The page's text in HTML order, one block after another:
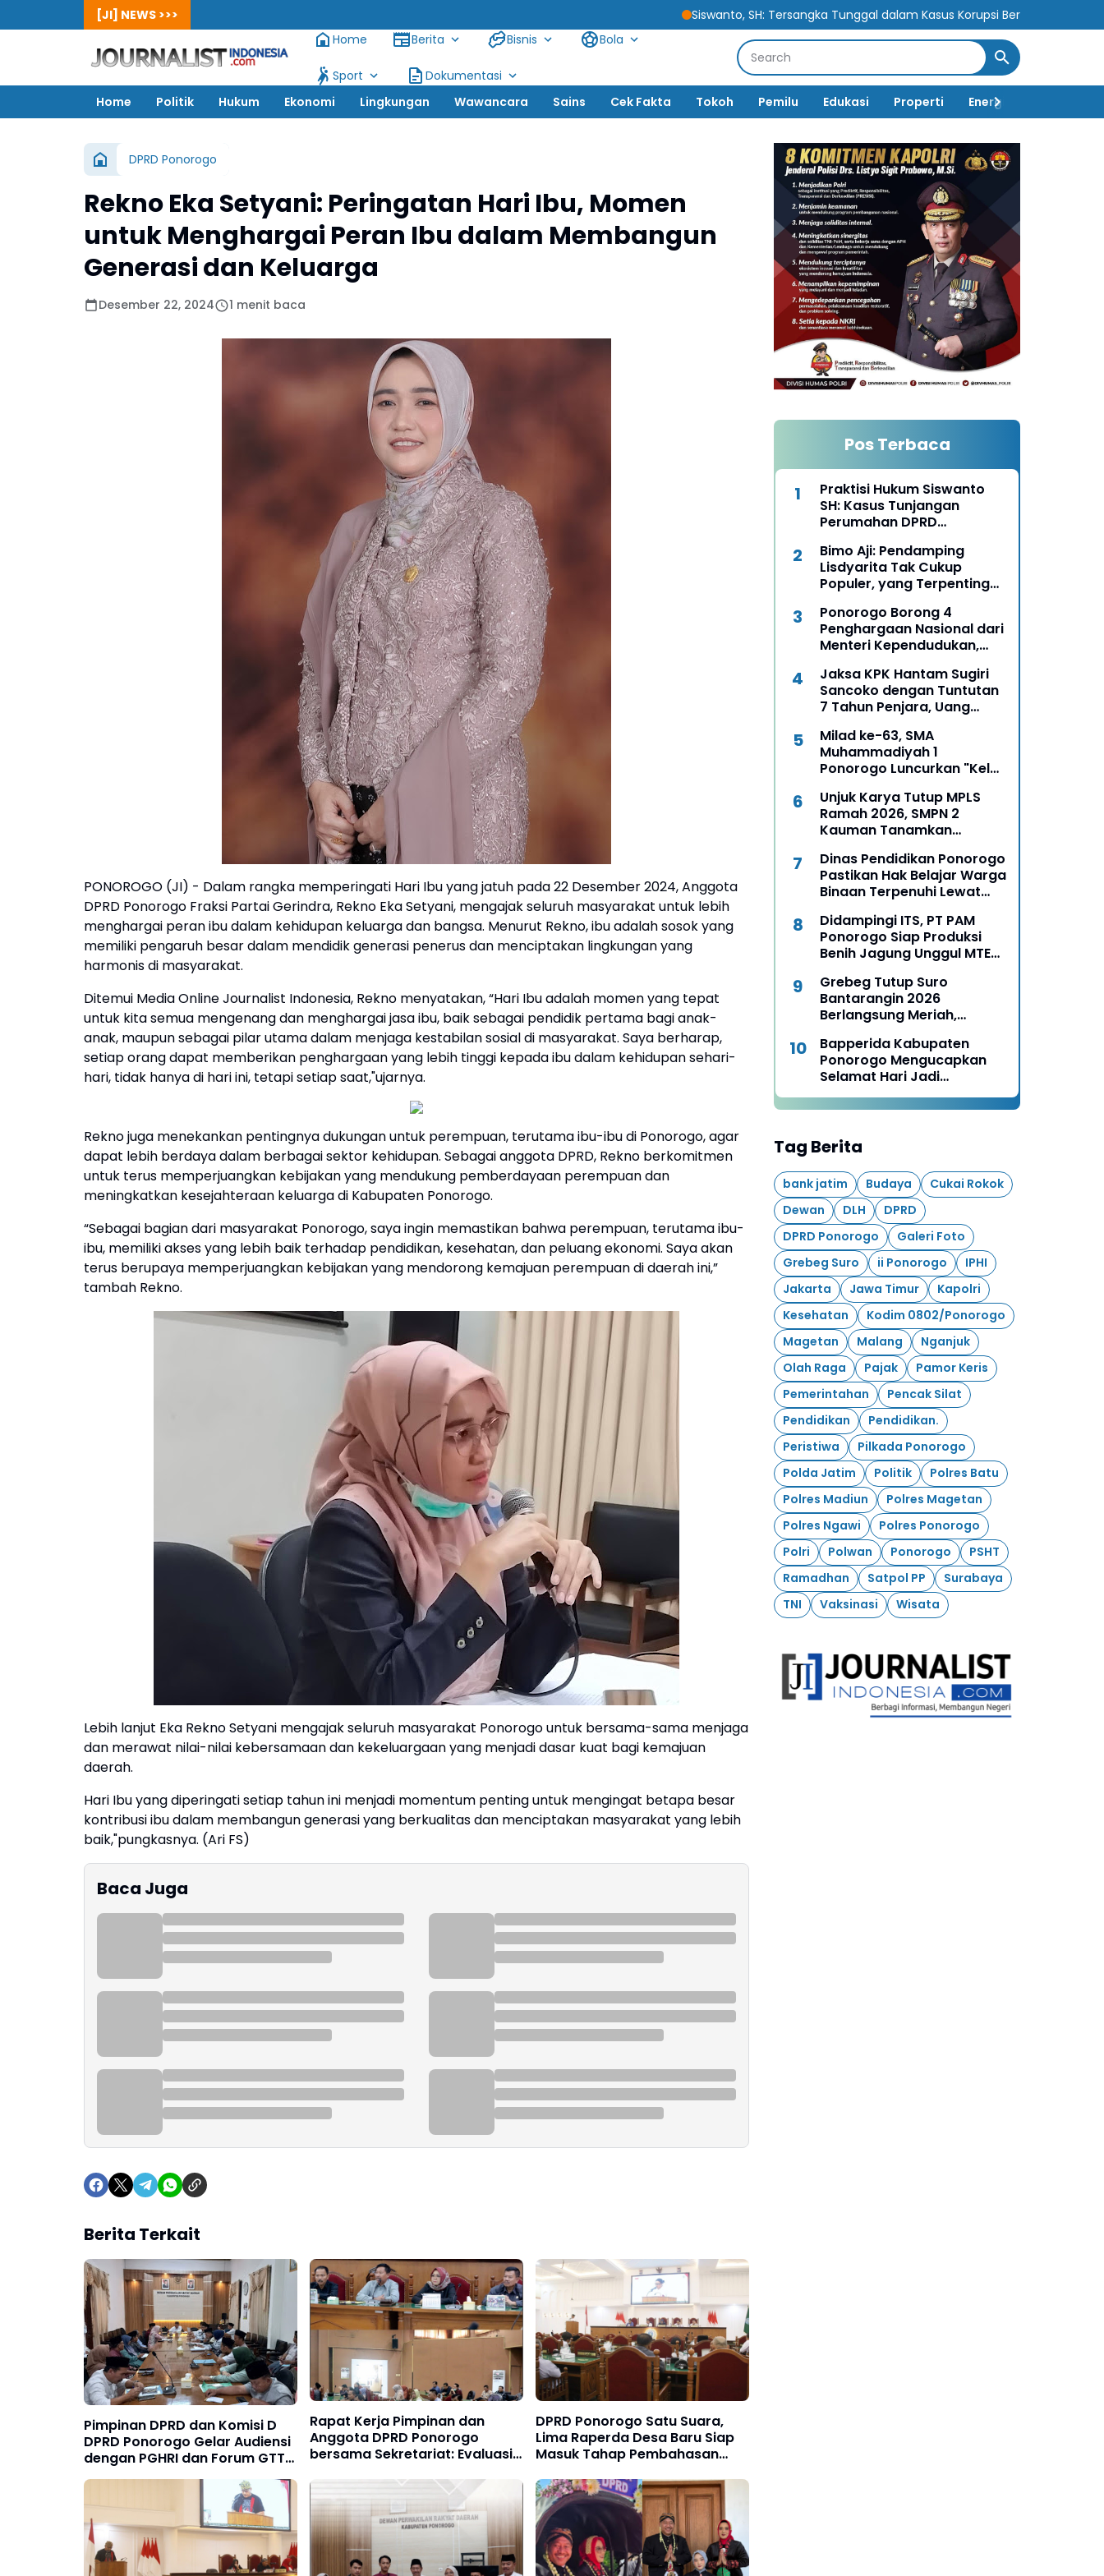
[JI] NEWS >>> Siswanto, SH: Tersangka Tunggal dalam Kasus Korupsi Berpotensi Cederai Rasa Keadilan
Home
Berita Bisnis Bola
Sport
Dokumentasi
Home
Politik Hukum Ekonomi Lingkungan Wawancara Sains Cek Fakta Tokoh Pemilu Edukasi Properti Energi
DPRD Ponorogo
Rekno Eka Setyani: Peringatan Hari Ibu, Momen
untuk Menghargai Peran Ibu dalam Membangun
Generasi dan Keluarga
Desember 22, 2024 1 menit baca
PONOROGO (JI) - Dalam rangka memperingati Hari Ibu yang jatuh pada 22 Desember 2024, Anggota
DPRD Ponorogo Fraksi Partai Gerindra, Rekno Eka Setyani, mengajak seluruh masyarakat untuk lebih
menghargai peran ibu dalam kehidupan keluarga dan bangsa. Menurut Rekno, ibu adalah sosok yang
memiliki pengaruh besar dalam mendidik generasi penerus dan menciptakan lingkungan yang
harmonis di masyarakat.
Ditemui Media Online Journalist Indonesia, Rekno menyatakan, “Hari Ibu adalah momen yang tepat
untuk kita semua mengenang dan menghargai jasa ibu, baik sebagai pendidik pertama bagi anak-
anak, maupun sebagai pilar utama dalam menjaga kestabilan sosial di masyarakat. Saya berharap,
setiap orang dapat memberikan penghargaan yang lebih tinggi kepada ibu dalam kehidupan sehari-
hari, tidak hanya di hari ini, tetapi setiap saat,"ujarnya.
Rekno juga menekankan pentingnya dukungan untuk perempuan, terutama ibu-ibu di Ponorogo, agar
dapat lebih berdaya dalam berbagai sektor kehidupan. Sebagai anggota DPRD, Rekno berkomitmen
untuk terus memperjuangkan kebijakan yang mendukung pemberdayaan perempuan dan
meningkatkan kesejahteraan keluarga di Kabupaten Ponorogo.
“Sebagai bagian dari masyarakat Ponorogo, saya ingin memastikan bahwa perempuan, terutama ibu-
ibu, memiliki akses yang lebih baik terhadap pendidikan, kesehatan, dan peluang ekonomi. Saya akan
terus berupaya memperjuangkan kebijakan yang mendorong kemajuan perempuan di daerah ini,”
tambah Rekno.
Lebih lanjut Eka Rekno Setyani mengajak seluruh masyarakat Ponorogo untuk bersama-sama menjaga
dan merawat nilai-nilai kebersamaan dan kekeluargaan yang menjadi dasar kuat bagi kemajuan
daerah.
Hari Ibu yang diperingati setiap tahun ini menjadi momentum penting untuk mengingat betapa besar
kontribusi ibu dalam membangun generasi yang berkualitas dan menciptakan masyarakat yang lebih
baik,"pungkasnya. (Ari FS)
Baca Juga
Berita Terkait
Pimpinan DPRD dan Komisi D
DPRD Ponorogo Gelar Audiensi
dengan PGHRI dan Forum GTT-
PTT
Rapat Kerja Pimpinan dan
Anggota DPRD Ponorogo
bersama Sekretariat: Evaluasi
Kinerja
DPRD Ponorogo Satu Suara,
Lima Raperda Desa Baru Siap
Masuk Tahap Pembahasan
Pos Terbaca
Praktisi Hukum Siswanto
SH: Kasus Tunjangan
Perumahan DPRD
Terang Benderang
Bimo Aji: Pendamping
Lisdyarita Tak Cukup
Populer, yang Terpenting
Membangun Ponorogo
Ponorogo Borong 4
Penghargaan Nasional dari
Menteri Kependudukan,
Keluarga Berkualitas
Jaksa KPK Hantam Sugiri
Sancoko dengan Tuntutan
7 Tahun Penjara, Uang
Milad ke-63, SMA
Muhammadiyah 1
Ponorogo Luncurkan "Kelas
Pengusaha Muda
Unjuk Karya Tutup MPLS
Ramah 2026, SMPN 2
Kauman Tanamkan
Percaya Diri Siswa Baru
Dinas Pendidikan Ponorogo
Pastikan Hak Belajar Warga
Binaan Terpenuhi Lewat
Kesetaraan
Didampingi ITS, PT PAM
Ponorogo Siap Produksi
Benih Jagung Unggul MTE
Langsung Pesan untuk 13
Ribu Hektare
Grebeg Tutup Suro
Bantarangin 2026
Berlangsung Meriah,
Sejarah dan Budaya
Ponorogo
Bapperida Kabupaten
Ponorogo Mengucapkan
Selamat Hari Jadi
530, 11 Agustus 1496 - 11
Tag Berita
bank jatim Budaya
Cukai Rokok
Dewan
DLH
DPRD
DPRD Ponorogo
Galeri Foto
Grebeg Suro
ii Ponorogo
IPHI
Jakarta
Jawa Timur
Kapolri
Kesehatan
Kodim 0802/Ponorogo
Magetan
Malang
Nganjuk
Olah Raga
Pajak
Pamor Keris
Pemerintahan
Pencak Silat
Pendidikan
Pendidikan.
Peristiwa
Pilkada Ponorogo
Polda Jatim
Politik
Polres Batu
Polres Madiun
Polres Magetan
Polres Ngawi
Polres Ponorogo
Polri
Polwan Ponorogo
PSHT
Ramadhan
Satpol PP
Surabaya
TNI
Vaksinasi Wisata